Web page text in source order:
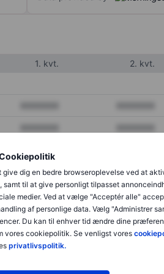
dig en bedre browseroplevelse ved at
til at give personligt tilpasset
medier. Ved at vælge "Acceptér alle"
af personlige data. Vælg "Administrer
Du kan til enhver tid ændre dine
cookiepolitik. Se venligst vores
privatlivspolitik.
1. kvt. 2. kvt.
XXXXXXX XXXXXXX
XXXXXXX